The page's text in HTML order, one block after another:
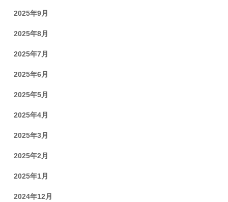
2025年9月
2025年8月
2025年7月
2025年6月
2025年5月
2025年4月
2025年3月
2025年2月
2025年1月
2024年12月